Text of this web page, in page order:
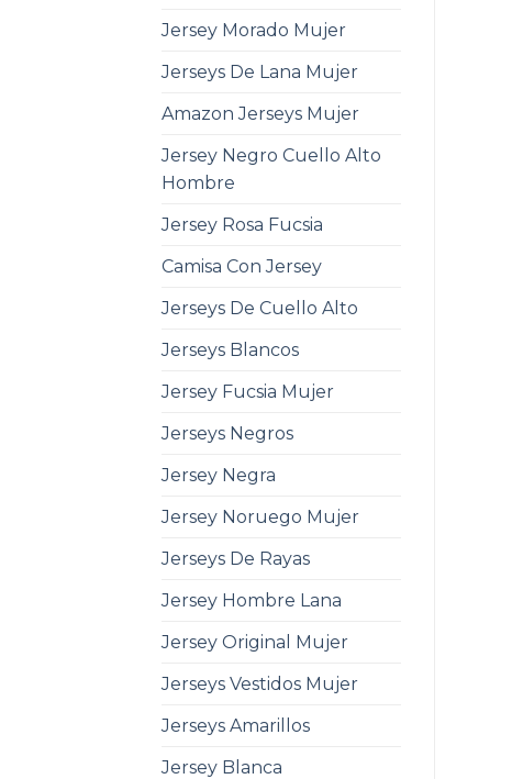
Jersey Morado Mujer
Jerseys De Lana Mujer
Amazon Jerseys Mujer
Jersey Negro Cuello Alto
Hombre
Jersey Rosa Fucsia
Camisa Con Jersey
Jerseys De Cuello Alto
Jerseys Blancos
Jersey Fucsia Mujer
Jerseys Negros
Jersey Negra
Jersey Noruego Mujer
Jerseys De Rayas
Jersey Hombre Lana
Jersey Original Mujer
Jerseys Vestidos Mujer
Jerseys Amarillos
Jersey Blanca